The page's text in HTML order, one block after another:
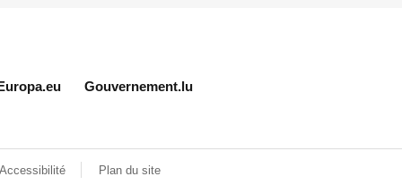
Gouvernement.lu
Accessibilité Plan du site